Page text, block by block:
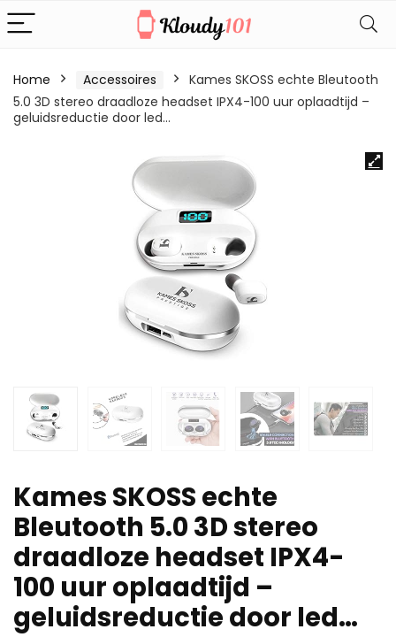
Home Accessoires
Kames SKOSS echte Bleutooth
5.0 3D stereo draadloze headset IPX4-100 uur oplaadtijd –
geluidsreductie door led…
Kames SKOSS echte
Bleutooth 5.0 3D stereo
draadloze headset IPX4-
100 uur oplaadtijd –
geluidsreductie door led…